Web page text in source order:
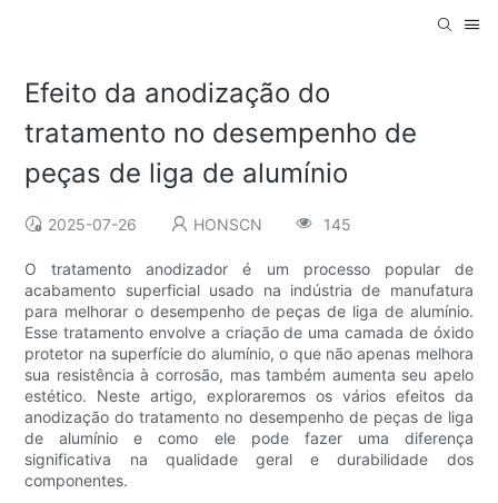
Efeito da anodização do
tratamento no desempenho de
peças de liga de alumínio
2025-07-26 HONSCN 145
O tratamento anodizador é um processo popular de
acabamento superficial usado na indústria de manufatura
para melhorar o desempenho de peças de liga de alumínio.
Esse tratamento envolve a criação de uma camada de óxido
protetor na superfície do alumínio, o que não apenas melhora
sua resistência à corrosão, mas também aumenta seu apelo
estético. Neste artigo, exploraremos os vários efeitos da
anodização do tratamento no desempenho de peças de liga
de alumínio e como ele pode fazer uma diferença
significativa na qualidade geral e durabilidade dos
componentes.